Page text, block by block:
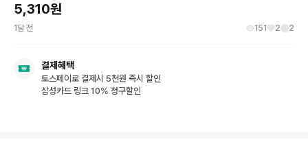
5,310원
1달 전 151 2 2
결제혜택
토스페이로 결제시 5천원 즉시 할인
삼성카드 링크 10% 청구할인